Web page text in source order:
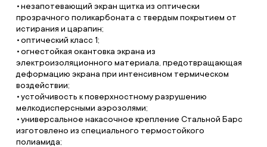
незапотевающий экран щитка из оптически
прозрачного поликарбоната с твердым покрытием от
истирания и царапин;
оптический класс 1;
огнестойкая окантовка экрана из
электроизоляционного материала, предотвращающая
деформацию экрана при интенсивном термическом
воздействии;
устойчивость к поверхностному разрушению
мелкодисперсными аэрозолями;
универсальное накасочное крепление Стальной Барс
изготовлено из специального термостойкого
полиамида;